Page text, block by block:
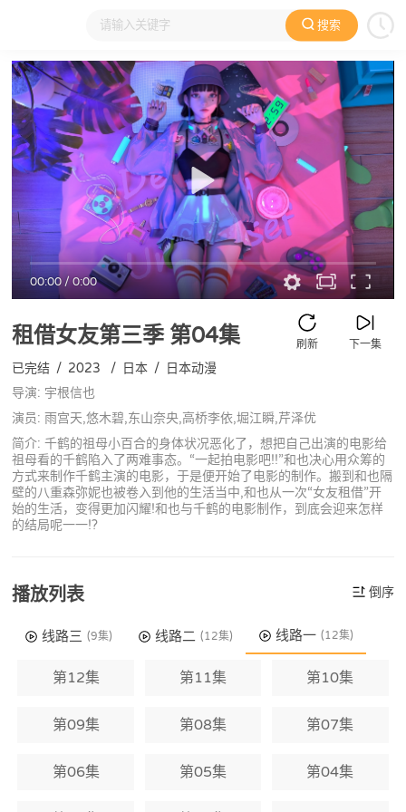
搜索
大家在看 日本动漫 国产动漫 欧美动漫 动漫电影
00:00/0:00
租借女友第三季第04集 下一集
刷新
已完结 / 2023 / 日本 / 日本动漫
导演: 宇根信也
演员: 雨宫天,悠木碧,东山奈央,高桥李依,堀江瞬,芹泽优
简介: 千鹤的祖母小百合的身体状况恶化了，想把自己出演的电影给
祖母看的千鹤陷入了两难事态。“一起拍电影吧!!”和也决心用众筹的
方式来制作千鹤主演的电影，于是便开始了电影的制作。搬到和也隔
壁的八重森弥妮也被卷入到他的生活当中,和也从一次“女友租借”开
始的生活，变得更加闪耀!和也与千鹤的电影制作，到底会迎来怎样
的结局呢一一!?
播放列表 倒序
线路三 (9集) 线路二 (12集) 线路一 (12集)
第12集 第11集 第10集
第09集 第08集 第07集
第06集 第05集 第04集